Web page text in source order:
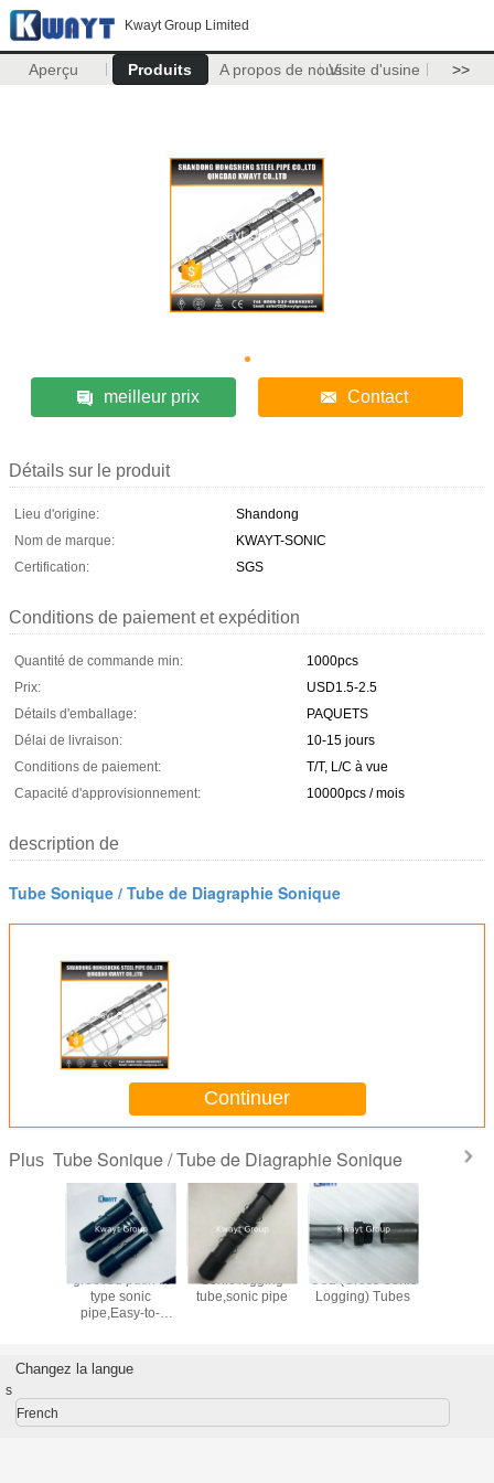
Kwayt Group Limited
Aperçu Produits A propos de nousVisite d'usine >>
meilleur prix Contact
Détails sur le produit
Lieu d'origine:
Shandong
Nom de marque:
KWAYT-SONIC
Certification:
SGS
Conditions de paiement et expédition
Quantité de commande min:
1000pcs
Prix:
USD1.5-2.5
Détails d'emballage:
PAQUETS
Délai de livraison:
10-15 jours
Conditions de paiement:
T/T, L/C à vue
Capacité d'approvisionnement:
10000pcs / mois
description de
Tube Sonique / Tube de Diagraphie Sonique
Continuer
Plus Tube Sonique / Tube de Diagraphie Sonique
grooved push fit
type sonic
pipe,Easy-to-
Sonic logging
tube,sonic pipe
CSL (Cross Sonic
Logging) Tubes
Changez la langue
s
French